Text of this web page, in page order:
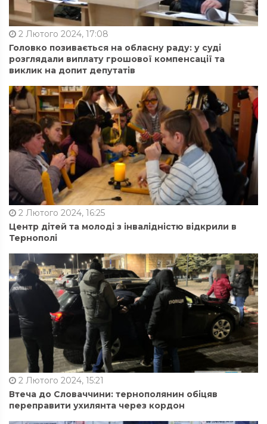
2 Лютого 2024, 17:08
Головко позивається на обласну раду: у суді
розглядали виплату грошової компенсації та
виклик на допит депутатів
2 Лютого 2024, 16:25
Центр дітей та молоді з інвалідністю відкрили в
Тернополі
2 Лютого 2024, 15:21
Втеча до Словаччини: тернополянин обіцяв
переправити ухилянта через кордон